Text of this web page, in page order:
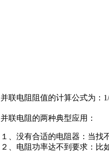
并联电阻阻值的计算公式为：
并联电阻的两种典型应用：
１、没有合适的电阻器：当找
２、电阻功率达不到要求：比